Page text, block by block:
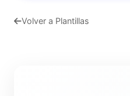
Volver a Plantillas